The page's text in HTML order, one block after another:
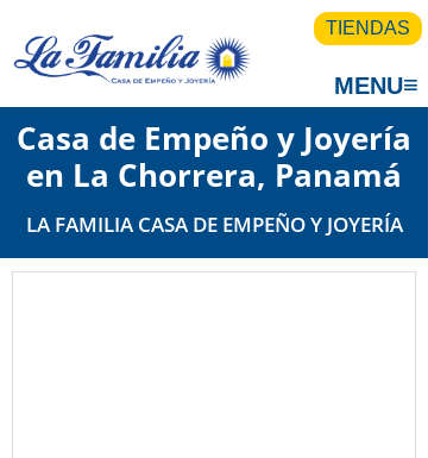
TIENDAS
MENU≡
Casa de Empeño y Joyería
en La Chorrera, Panam
LA FAMILIA CASA DE EMPEÑO Y JOYERÍA